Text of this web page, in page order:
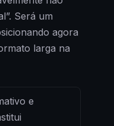
Será um
agora
larga na
e